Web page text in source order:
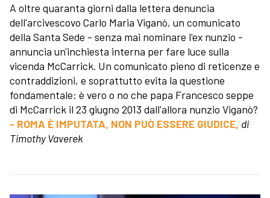
A oltre quaranta giorni dalla lettera denuncia
dell'arcivescovo Carlo Maria Viganò, un comunicato
della Santa Sede - senza mai nominare l'ex nunzio -
annuncia un'inchiesta interna per fare luce sulla
vicenda McCarrick. Un comunicato pieno di reticenze e
contraddizioni, e soprattutto evita la questione
fondamentale: è vero o no che papa Francesco seppe
di McCarrick il 23 giugno 2013 dall'allora nunzio Viganò?
- ROMA È IMPUTATA, NON PUÒ ESSERE GIUDICE, di
Timothy Vaverek